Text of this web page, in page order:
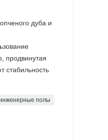
дуба и
продвинутая
стабильность
полы